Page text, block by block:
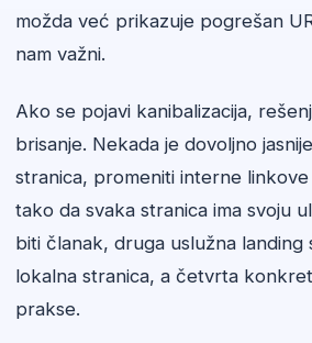
možda već prikazuje pogrešan
nam važni.
Ako se pojavi kanibalizacija,
brisanje. Nekada je dovoljno
stranica, promeniti interne
tako da svaka stranica ima svoju
biti članak, druga uslužna landing
lokalna stranica, a četvrta
prakse.